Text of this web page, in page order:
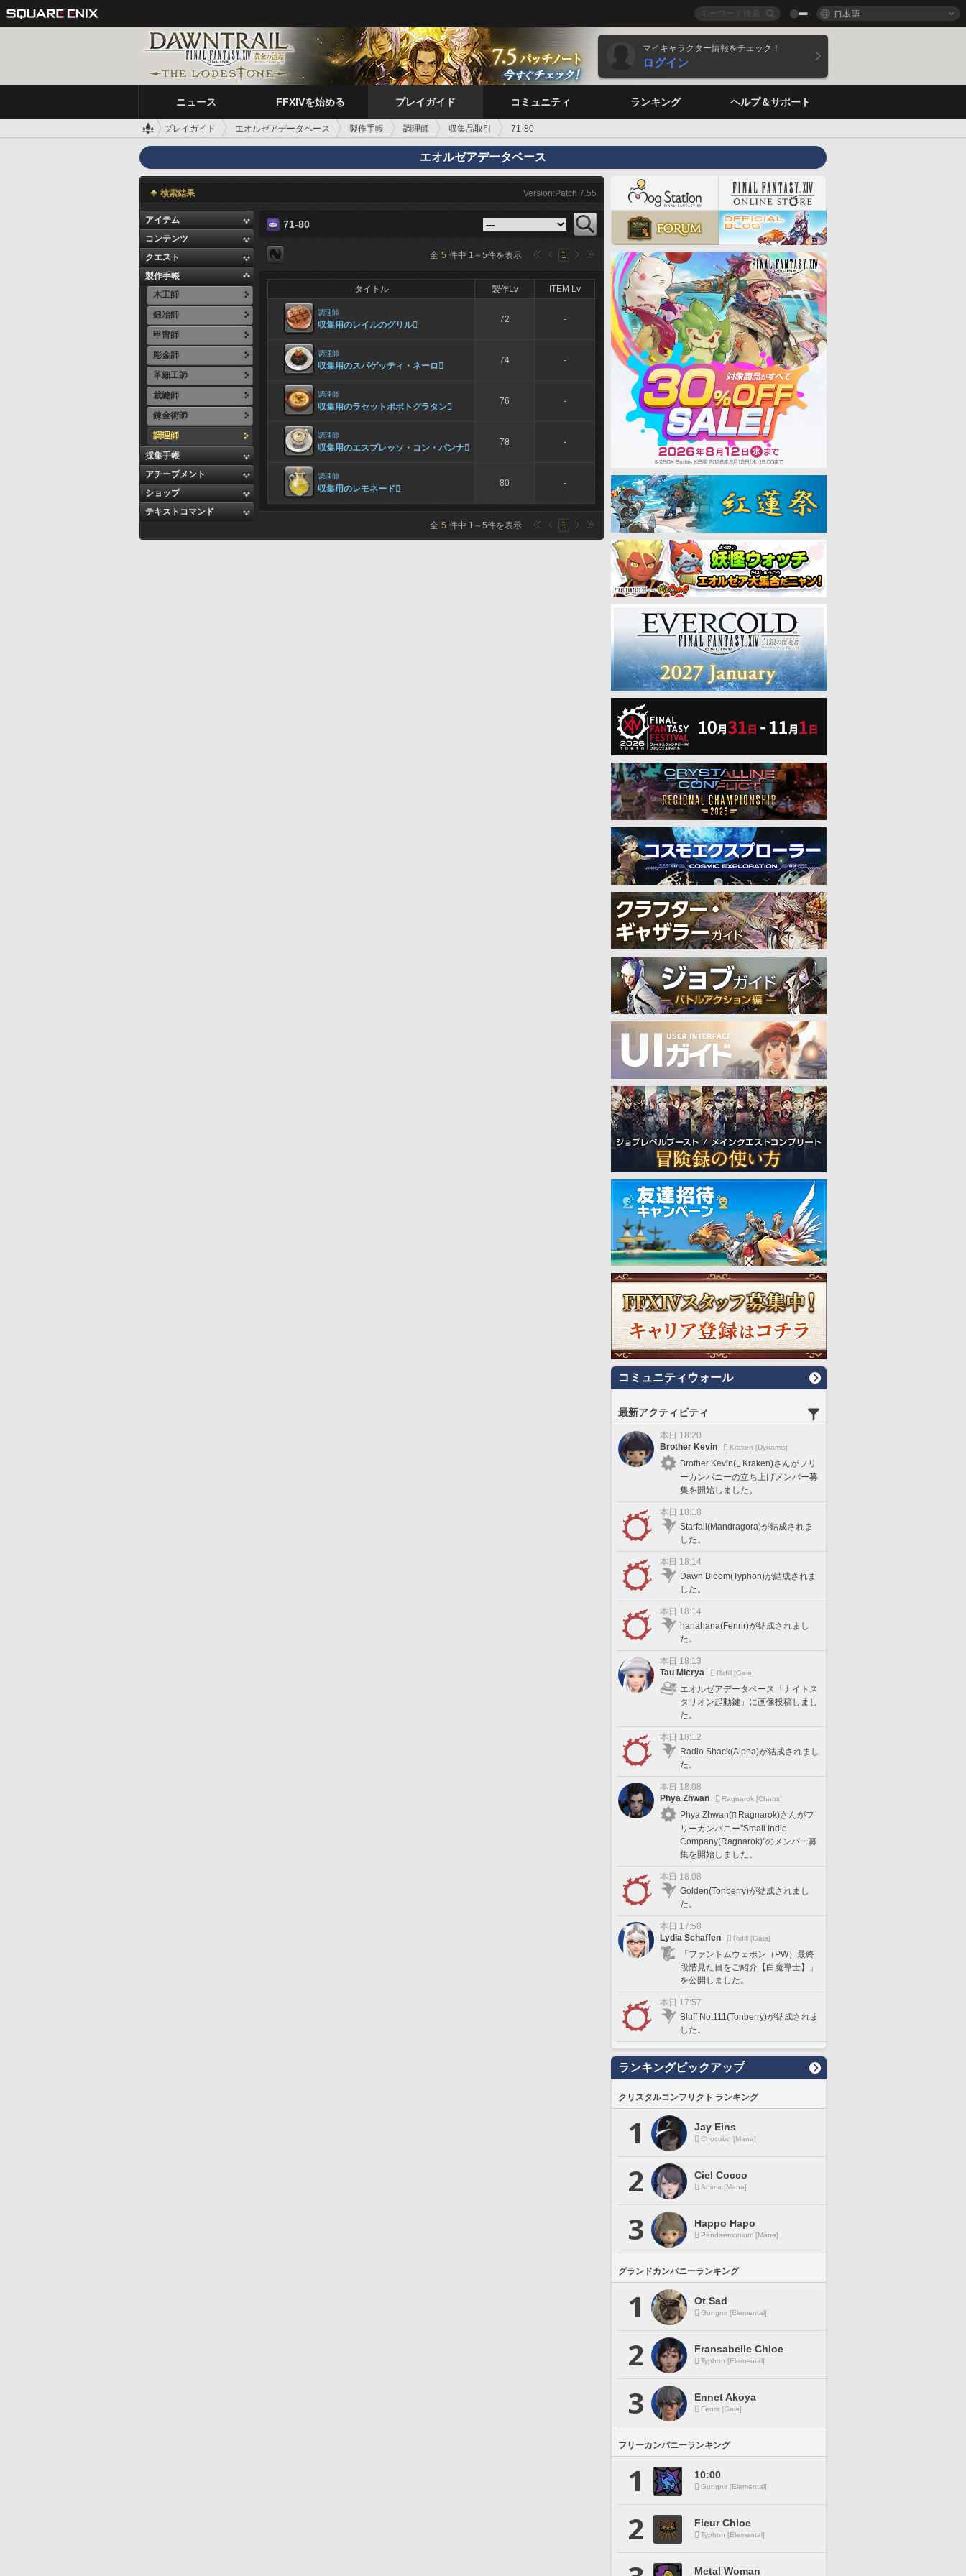
日本語
マイキャラクター情報をチェック！
ログイン
ニュース FFXIVを始める プレイガイド コミュニティ ランキング ヘルプ＆サポート
プレイガイド エオルゼアデータベース 製作手帳 調理師 収集品取引 71-80
エオルゼアデータベース
検索結果 Version:Patch 7.55
アイテム
コンテンツ
クエスト
製作手帳
木工師
鍛冶師
甲冑師
彫金師
革細工師
裁縫師
錬金術師
調理師
採集手帳
アチーブメント
ショップ
テキストコマンド
71-80
全 5 件中 1 ～5件を表示 1
タイトル 製作Lv ITEM Lv
調理師
収集用のレイルのグリル
72 -
調理師
収集用のスパゲッティ・ネーロ
74 -
調理師
収集用のラセットポポトグラタン
76 -
調理師
収集用のエスプレッソ・コン・パンナ
78 -
調理師
収集用のレモネード
80 -
全 5 件中 1 ～5件を表示 1
コミュニティウォール
最新アクティビティ
本日 18:20
Brother Kevin
Kraken [Dynamis]
Brother Kevin(
Kraken)さんがフリ
ーカンパニーの立ち上げメンバー募
集を開始しました。
本日 18:18
Starfall(Mandragora)が結成されま
した。
本日 18:14
Dawn Bloom(Typhon)が結成されま
した。
本日 18:14
hanahana(Fenrir)が結成されまし
た。
本日 18:13
Tau Micrya
Ridill [Gaia]
エオルゼアデータベース「ナイトス
タリオン起動鍵」に画像投稿しまし
た。
本日 18:12
Radio Shack(Alpha)が結成されまし
た。
本日 18:08
Phya Zhwan
Ragnarok [Chaos]
Phya Zhwan(
Ragnarok)さんがフ
リーカンパニー"Small Indie
Company(Ragnarok)"のメンバー募
集を開始しました。
本日 18:08
Golden(Tonberry)が結成されまし
た。
本日 17:58
Lydia Schaffen
Ridill [Gaia]
「ファントムウェポン（PW）最終
段階見た目をご紹介【白魔導士】」
を公開しました。
本日 17:57
Bluff No.111(Tonberry)が結成されま
した。
ランキングピックアップ
クリスタルコンフリクト ランキング
1 Jay Eins
Chocobo [Mana]
2 Ciel Cocco
Anima [Mana]
3 Happo Hapo
Pandaemonium [Mana]
グランドカンパニーランキング
1 Ot Sad
Gungnir [Elemental]
2 Fransabelle Chloe
Typhon [Elemental]
3 Ennet Akoya
Fenrir [Gaia]
フリーカンパニーランキング
1 10:00
Gungnir [Elemental]
2 Fleur Chloe
Typhon [Elemental]
Metal Woman